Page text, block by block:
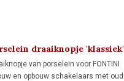
draaiknopje 'klassiek'
van porselein voor FONTINI
en opbouw schakelaars met oud